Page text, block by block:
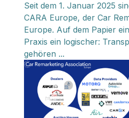
Seit dem 1. Januar 2025
CARA Europe, der Car
Europe. Auf dem Papier
Praxis ein logischer:
gehören ...